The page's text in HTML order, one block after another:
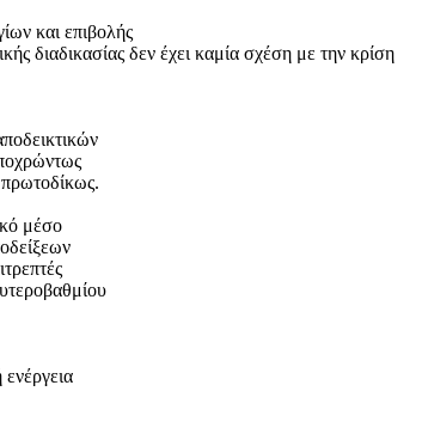
και επιβολής
διαδικασίας δεν έχει καμία σχέση με την κρίση
μέσο